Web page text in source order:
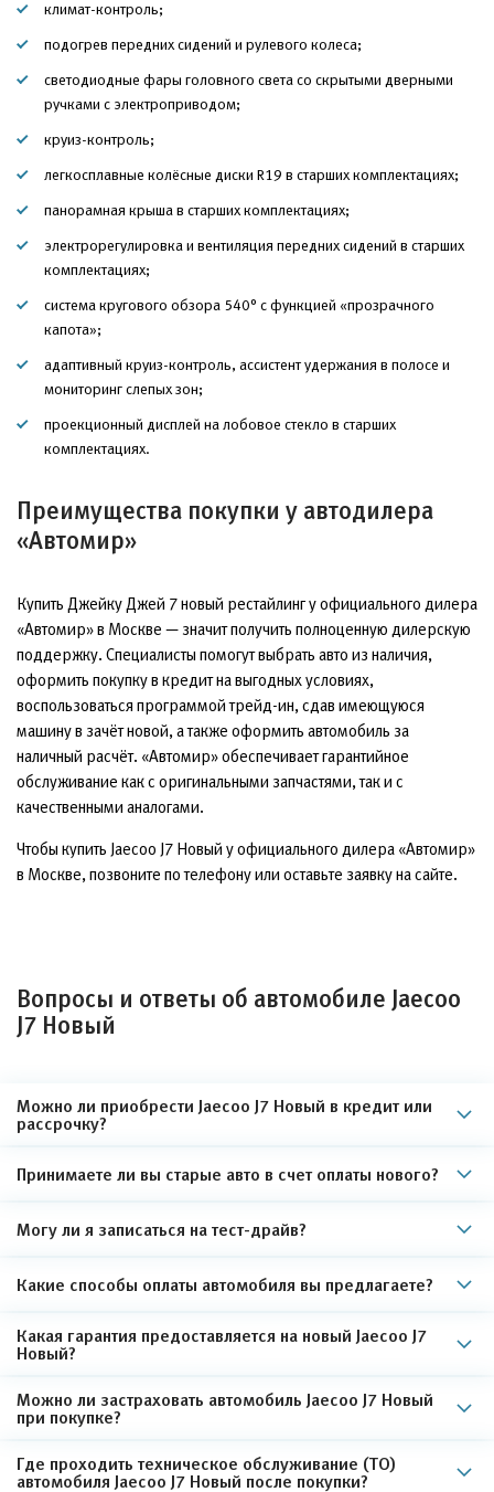
климат-контроль;
подогрев передних сидений и рулевого колеса;
светодиодные фары головного света со скрытыми дверными
ручками с электроприводом;
круиз-контроль;
легкосплавные колёсные диски R19 в старших комплектациях;
панорамная крыша в старших комплектациях;
электрорегулировка и вентиляция передних сидений в старших
комплектациях;
система кругового обзора 540° с функцией «прозрачного
капота»;
адаптивный круиз-контроль, ассистент удержания в полосе и
мониторинг слепых зон;
проекционный дисплей на лобовое стекло в старших
комплектациях.
Преимущества покупки у автодилера
«Автомир»
Купить Джейку Джей 7 новый рестайлинг у официального дилера
«Автомир» в Москве — значит получить полноценную дилерскую
поддержку. Специалисты помогут выбрать авто из наличия,
оформить покупку в кредит на выгодных условиях,
воспользоваться программой трейд-ин, сдав имеющуюся
машину в зачёт новой, а также оформить автомобиль за
наличный расчёт. «Автомир» обеспечивает гарантийное
обслуживание как с оригинальными запчастями, так и с
качественными аналогами.
Чтобы купить Jaecoo J7 Новый у официального дилера «Автомир»
в Москве, позвоните по телефону или оставьте заявку на сайте.
Вопросы и ответы об автомобиле Jaecoo
J7 Новый
Можно ли приобрести Jaecoo J7 Новый в кредит или
рассрочку?
Принимаете ли вы старые авто в счет оплаты нового?
Могу ли я записаться на тест-драйв?
Какие способы оплаты автомобиля вы предлагаете?
Какая гарантия предоставляется на новый Jaecoo J7
Новый?
Можно ли застраховать автомобиль Jaecoo J7 Новый
при покупке?
Где проходить техническое обслуживание (ТО)
автомобиля Jaecoo J7 Новый после покупки?